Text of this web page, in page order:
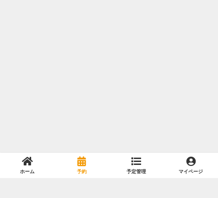
ホーム 予約 予定管理 マイページ